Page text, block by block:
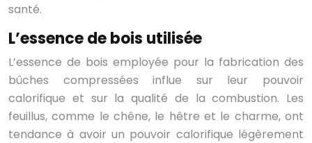
santé.
L’essence de bois utilisée
L’essence de bois employée pour la fabrication des
bûches compressées influe sur leur pouvoir
calorifique et sur la qualité de la combustion. Les
feuillus, comme le chêne, le hêtre et le charme, ont
tendance à avoir un pouvoir calorifique légèrement